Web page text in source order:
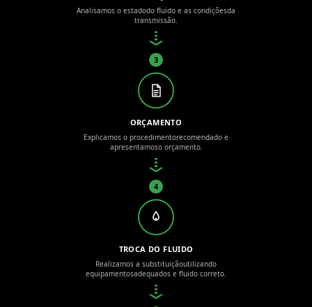
Analisamos o estadodo fluido e as condiçõesda
transmissão.
3
ORÇAMENTO
Explicamos o procedimentorecomendado e
apresentamoso orçamento.
4
TROCA DO FLUIDO
Realizamos a substituiçãoutilizando
equipamentosadequados e fluido correto.